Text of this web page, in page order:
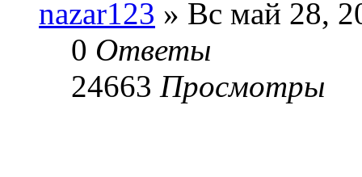
nazar123 » Вс май 28,
0 Ответы
24663 Просмотры